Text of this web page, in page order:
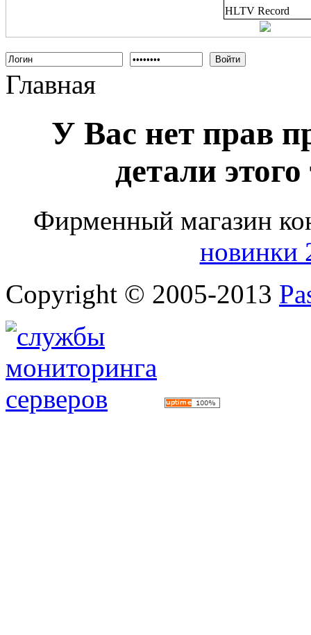
HLTV Record
Войти
Главная
У Вас нет прав
детали
Фирменный магазин
новинки
Copyright © 2005-2013